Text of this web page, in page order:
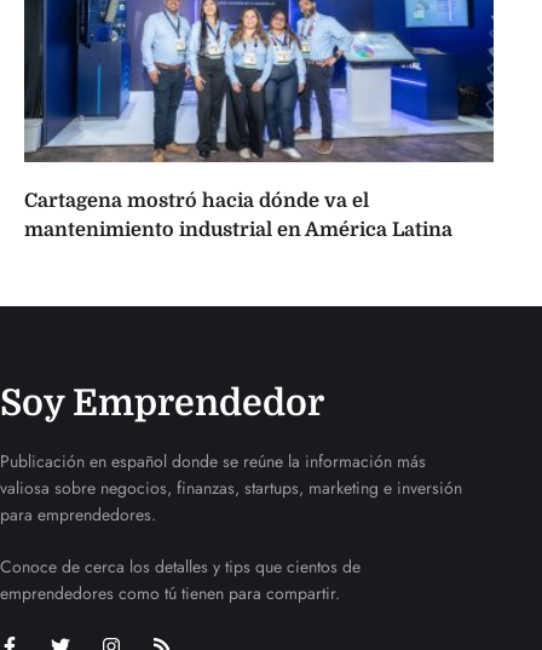
Cartagena mostró hacia dónde va el
mantenimiento industrial en América Latina
Soy Emprendedor
Publicación en español donde se reúne la información más
valiosa sobre negocios, finanzas, startups, marketing e inversión
para emprendedores.
Conoce de cerca los detalles y tips que cientos de
emprendedores como tú tienen para compartir.